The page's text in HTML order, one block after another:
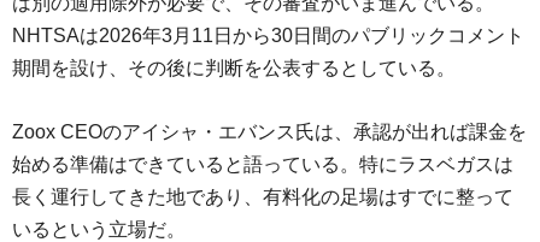
NHTSAは2026年3月11日から30日間のパブリックコメント
期間を設け、その後に判断を公表するとしている。
Zoox CEOのアイシャ・エバンス氏は、承認が出れば課金を
始める準備はできていると語っている。特にラスベガスは
長く運行してきた地であり、有料化の足場はすでに整って
いるという立場だ。